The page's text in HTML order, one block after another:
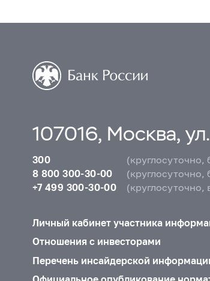
107016, Москва,
300
(круглосуточно,
8 800 300-30-00
(круглосуточно,
+7 499 300-30-00
(круглосуточно,
Личный кабинет участника
Отношения с инвесторами
Перечень инсайдерской
Официальное опубликование